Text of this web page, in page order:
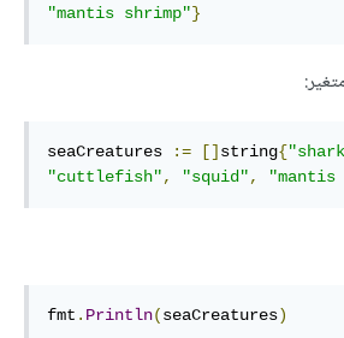
"mantis shrimp"}
seaCreatures := [] string{
"cuttlefish", "squid", "mantis
fmt . Println(seaCreatures)